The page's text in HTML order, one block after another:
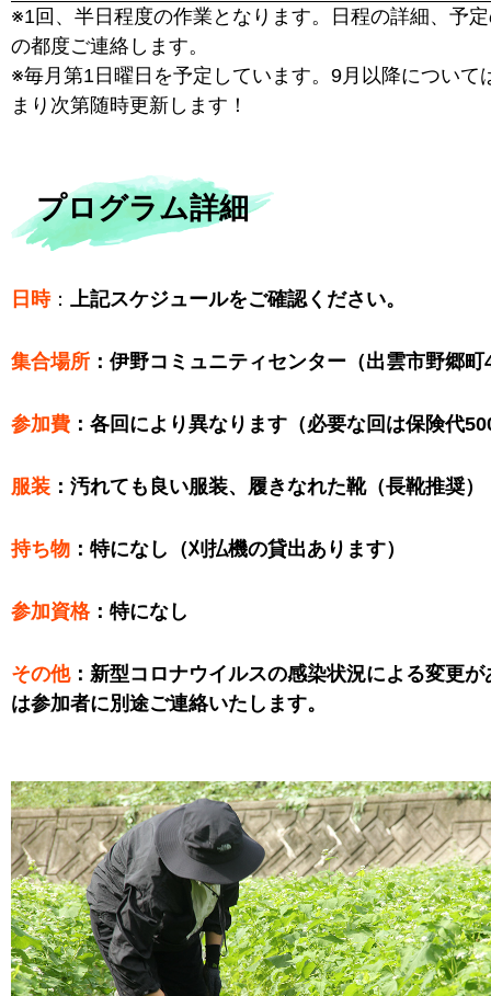
※1回、半日程度の作業となります。日程の詳細、予
の都度ご連絡します。
※毎月第1日曜日を予定しています。9月以降について
まり次第随時更新します！
プログラム詳細
日時： 上記スケジュールをご確認ください。
集合場所 ：伊野コミュニティセンター（出雲市野郷町
参加費 ：各回により異なります（必要な回は保険代
服装 ：汚れても良い服装、履きなれた靴（長靴推奨）
持ち物 ：特になし（刈払機の貸出あります）
参加資格：特になし
その他：新型コロナウイルスの感染状況による変更が
は参加者に別途ご連絡いたします。